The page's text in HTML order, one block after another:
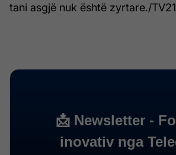
tani asgjë nuk është zyrtare./TV21